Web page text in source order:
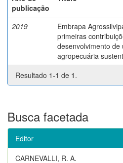
publicação
2019
Embrapa
primeiras
desenvolvimento de
agropecuária
Resultado 1-1 de 1.
Busca facetada
Editor
CARNEVALLI, R. A.